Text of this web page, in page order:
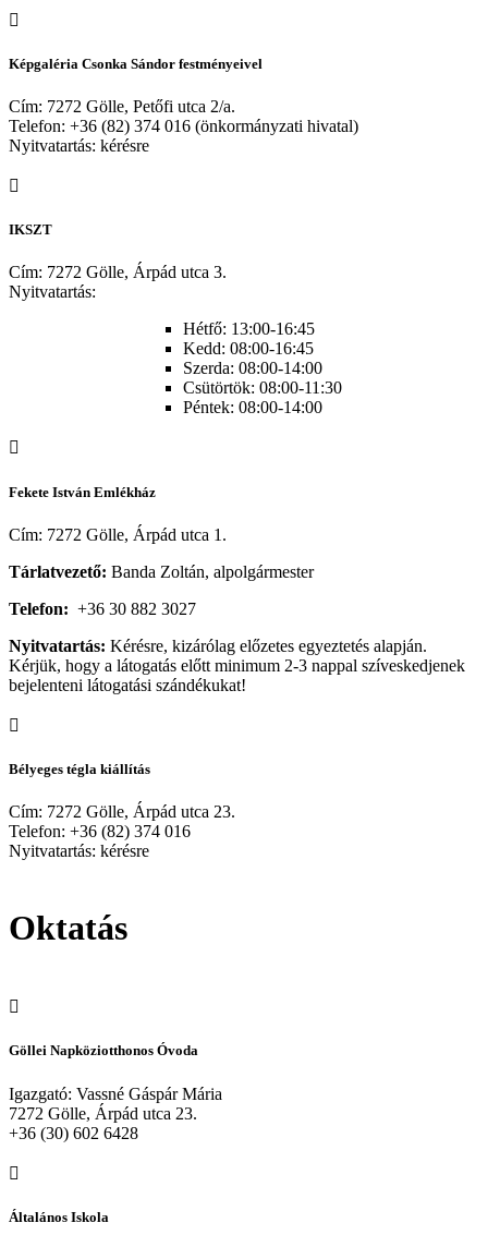
Képgaléria Csonka Sándor festményeivel
Cím: 7272 Gölle, Petőfi utca 2/a.
Telefon: +36 (82) 374 016 (önkormányzati hivatal)
Nyitvatartás: kérésre
IKSZT
Cím: 7272 Gölle, Árpád utca 3.
Nyitvatartás:
Hétfő: 13:00-16:45
Kedd: 08:00-16:45
Szerda: 08:00-14:00
Csütörtök: 08:00-11:30
Péntek: 08:00-14:00
Fekete István Emlékház
Cím: 7272 Gölle, Árpád utca 1.
Tárlatvezető: Banda Zoltán, alpolgármester
Telefon: +36 30 882 3027
Nyitvatartás: Kérésre, kizárólag előzetes egyeztetés alapján.
Kérjük, hogy a látogatás előtt minimum 2-3 nappal szíveskedjenek
bejelenteni látogatási szándékukat!
Bélyeges tégla kiállítás
Cím: 7272 Gölle, Árpád utca 23.
Telefon: +36 (82) 374 016
Nyitvatartás: kérésre
Oktatás
Göllei Napköziotthonos Óvoda
Igazgató: Vassné Gáspár Mária
7272 Gölle, Árpád utca 23.
+36 (30) 602 6428
Általános Iskola